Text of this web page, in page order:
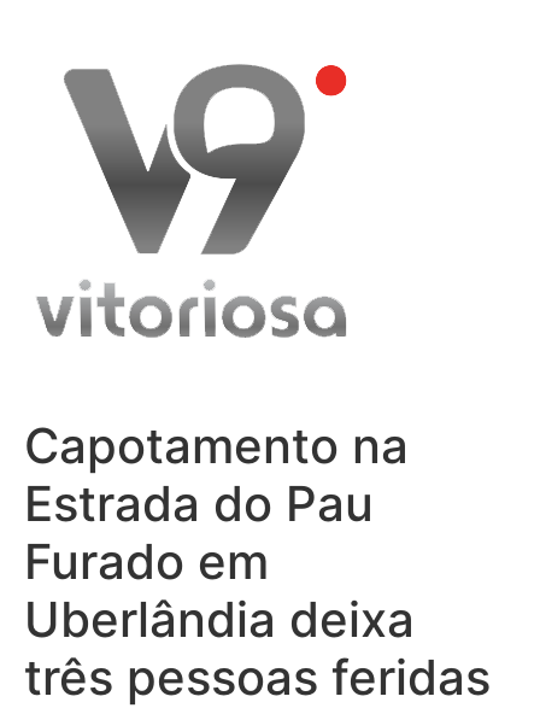
content
Capotamento na
Estrada do Pau
Furado em
Uberlândia deixa
três pessoas feridas